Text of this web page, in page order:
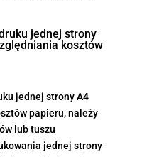
jednej strony
kosztów
jednej strony A4
papieru, należy
lub tuszu
jednej strony